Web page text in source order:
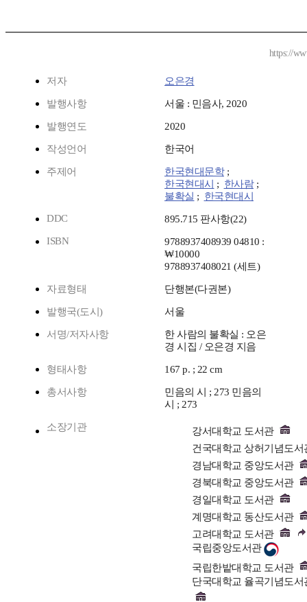
https://
저자 오은경
발행사항 서울 : 민음사, 2020
발행연도 2020
작성언어 한국어
주제어 한국현대문학;
한국현대시
; 한사람;
불확실 ; 한국현대시
DDC
895.715 판사항(22)
ISBN
9788937408939 04810 :
₩10000
9788937408021 (세트)
자료형태 단행본(다권본)
발행국(도시) 서울
서명/저자사항
한 사람의 불확실 : 오은
경 시집 / 오은경 지음
형태사항 167 p. ; 22 cm
총서사항
민음의 시 ; 273 민음의
시 ; 273
소장기관
강서대학교 도서관
건국대학교 상허기념도
경남대학교 중앙도서관
경북대학교 중앙도서관
경일대학교 도서관
계명대학교 동산도서관
고려대학교 도서관
국립중앙도서관
국립한밭대학교 도서관
단국대학교 율곡기념도서